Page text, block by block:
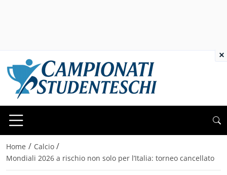
Home / Calcio /
Mondiali 2026 a rischio non solo per l’Italia: torneo cancellato
×